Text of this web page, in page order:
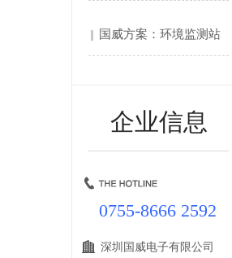
国威方案：环境监测站‌
企业信息
0755-8666 2592
深圳国威电子有限公司